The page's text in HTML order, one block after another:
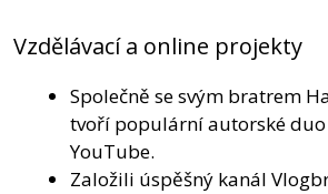
Vzdělávací a online projekty
Společně se svým bratrem
tvoří populární autorské
YouTube.
Založili úspěšný kanál